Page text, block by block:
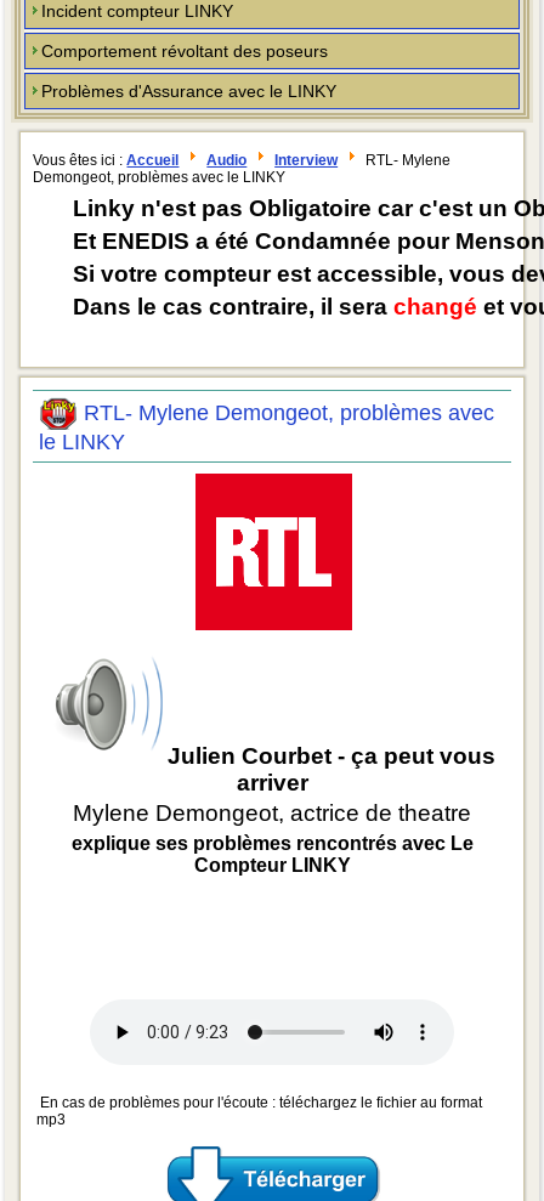
Incident compteur LINKY
Comportement révoltant des poseurs
Problèmes d'Assurance avec le LINKY
Vous êtes ici :Accueil Audio Interview
RTL- Mylene
Demongeot, problèmes avec le LINKY
Linky n'est pas Obligatoire car c'est un
Et ENEDIS a été Condamnée pour
Si votre compteur est accessible, vous
Dans le cas contraire, il serachangé et
RTL- Mylene Demongeot, problèmes avec
le LINKY
Julien Courbet - ça peut vous
arriver
Mylene Demongeot, actrice de theatre
explique ses problèmes rencontrés avec Le
Compteur LINKY
En cas de problèmes pour l'écoute : téléchargez le fichier au format
mp3